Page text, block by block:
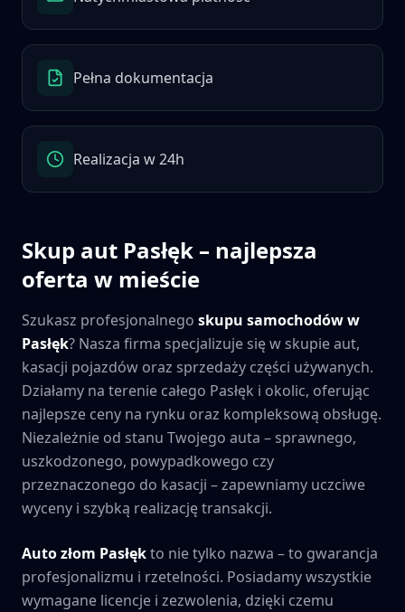
Pełna dokumentacja
Realizacja w 24h
Skup aut Pasłęk – najlepsza
oferta w mieście
Szukasz profesjonalnego skupu samochodów w
Pasłęk? Nasza firma specjalizuje się w skupie aut,
kasacji pojazdów oraz sprzedaży części używanych.
Działamy na terenie całego Pasłęk i okolic, oferując
najlepsze ceny na rynku oraz kompleksową obsługę.
Niezależnie od stanu Twojego auta – sprawnego,
uszkodzonego, powypadkowego czy
przeznaczonego do kasacji – zapewniamy uczciwe
wyceny i szybką realizację transakcji.
Auto złom Pasłękto nie tylko nazwa – to gwarancja
profesjonalizmu i rzetelności. Posiadamy wszystkie
wymagane licencje i zezwolenia, dzięki czemu